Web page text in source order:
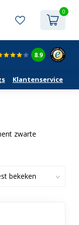
0
8.9
Klantenservice
zwarte